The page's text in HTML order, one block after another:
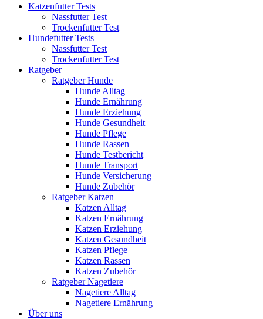
Katzenfutter Tests
Nassfutter Test
Trockenfutter Test
Hundefutter Tests
Nassfutter Test
Trockenfutter Test
Ratgeber
Ratgeber Hunde
Hunde Alltag
Hunde Ernährung
Hunde Erziehung
Hunde Gesundheit
Hunde Pflege
Hunde Rassen
Hunde Testbericht
Hunde Transport
Hunde Versicherung
Hunde Zubehör
Ratgeber Katzen
Katzen Alltag
Katzen Ernährung
Katzen Erziehung
Katzen Gesundheit
Katzen Pflege
Katzen Rassen
Katzen Zubehör
Ratgeber Nagetiere
Nagetiere Alltag
Nagetiere Ernährung
Über uns